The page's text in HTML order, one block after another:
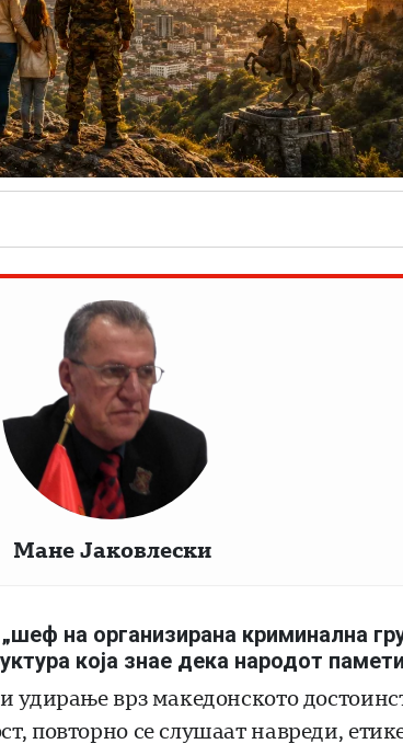
Мане Јаковлески
на организирана криминална
која знае дека народот
удирање врз македонското
повторно се слушаат навреди,